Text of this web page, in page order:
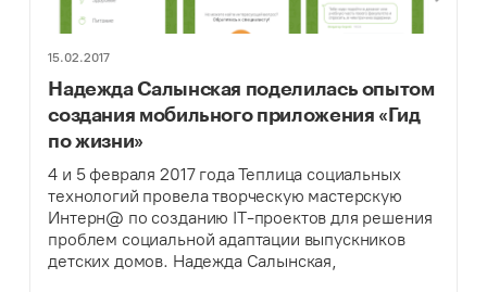
15.02.2017
Надежда Салынская поделилась опытом
создания мобильного приложения «Гид
по жизни»
4 и 5 февраля 2017 года Теплица социальных
технологий провела творческую мастерскую
Интерн@ по созданию IT-проектов для решения
проблем социальной адаптации выпускников
детских домов. Надежда Салынская,